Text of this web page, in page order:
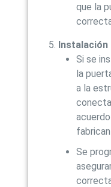
que la
Si se
la
a la
Se